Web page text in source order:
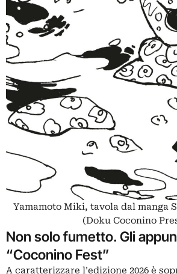
Yamamoto Miki, tavola dal manga
(Doku Coconino
Non solo fumetto. Gli
“Coconino Fest”
A caratterizzare l’edizione 2026 è